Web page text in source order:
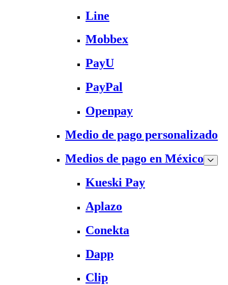
Line
Mobbex
PayU
PayPal
Openpay
Medio de pago personalizado
Medios de pago en México
Kueski Pay
Aplazo
Conekta
Dapp
Clip